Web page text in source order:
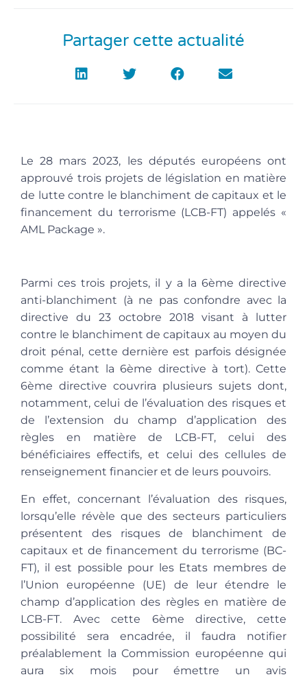
Partager cette actualité
Le 28 mars 2023, les députés européens ont
approuvé trois projets de législation en matière
de lutte contre le blanchiment de capitaux et le
financement du terrorisme (LCB-FT) appelés «
AML Package ».
Parmi ces trois projets, il y a la 6ème directive
anti-blanchiment (à ne pas confondre avec la
directive du 23 octobre 2018 visant à lutter
contre le blanchiment de capitaux au moyen du
droit pénal, cette dernière est parfois désignée
comme étant la 6ème directive à tort). Cette
6ème directive couvrira plusieurs sujets dont,
notamment, celui de l’évaluation des risques et
de l’extension du champ d’application des
règles en matière de LCB-FT, celui des
bénéficiaires effectifs, et celui des cellules de
renseignement financier et de leurs pouvoirs.
En effet, concernant l’évaluation des risques,
lorsqu’elle révèle que des secteurs particuliers
présentent des risques de blanchiment de
capitaux et de financement du terrorisme (BC-
FT), il est possible pour les Etats membres de
l’Union européenne (UE) de leur étendre le
champ d’application des règles en matière de
LCB-FT. Avec cette 6ème directive, cette
possibilité sera encadrée, il faudra notifier
préalablement la Commission européenne qui
aura six mois pour émettre un avis